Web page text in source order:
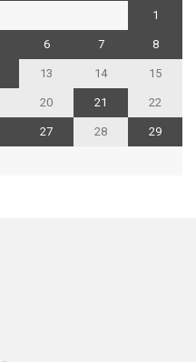
1
6 7 8
13 14 15
20 21 22
27 28 29